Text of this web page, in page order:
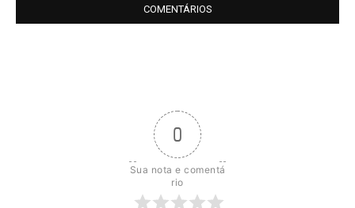
COMENTÁRIOS
0
Sua nota e comentá
rio